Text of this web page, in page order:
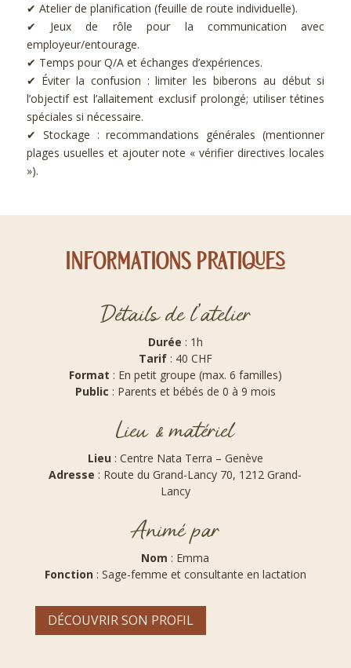
✔ Atelier de planification (feuille de route individuelle).
✔ Jeux de rôle pour la communication avec
employeur/entourage.
✔ Temps pour Q/A et échanges d’expériences.
✔ Éviter la confusion : limiter les biberons au début si
l’objectif est l’allaitement exclusif prolongé; utiliser tétines
spéciales si nécessaire.
✔ Stockage : recommandations générales (mentionner
plages usuelles et ajouter note « vérifier directives locales
»).
Informations pratiques
Détails de l’atelier
Durée : 1h
Tarif: 40 CHF
Format : En petit groupe (max. 6 familles)
Public : Parents et bébés de 0 à 9 mois
Lieu & matériel
Lieu: Centre Nata Terra – Genève
Adresse : Route du Grand-Lancy 70, 1212 Grand-
Lancy
Animé par
Nom : Emma
Fonction: Sage-femme et consultante en lactation
DÉCOUVRIR SON PROFIL